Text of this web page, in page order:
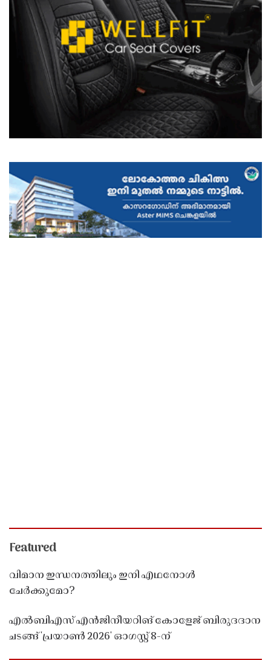
Featured
വിമാന ഇന്ധനത്തിലും ഇനി എഥനോൾ
ചേർക്കുമോ?
എൽബിഎസ് എൻജിനീയറിങ് കോളേജ് ബിരുദദാന
ചടങ്ങ് 'പ്രയാൺ 2026' ഓഗസ്റ്റ് 8-ന്